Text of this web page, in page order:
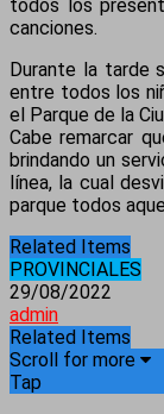
todos los
canciones.
Durante la tarde
entre todos los
el Parque de la
Cabe remarcar
brindando un
línea, la cual
parque todos
Related Items
PROVINCIALES
29/08/2022
admin
Related Items
Scroll for more
Tap